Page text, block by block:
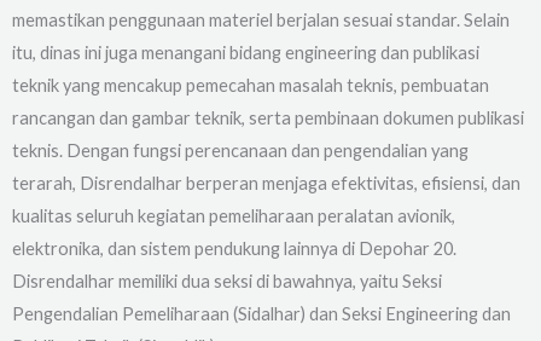
memastikan penggunaan materiel berjalan sesuai standar. Selain
itu, dinas ini juga menangani bidang engineering dan publikasi
teknik yang mencakup pemecahan masalah teknis, pembuatan
rancangan dan gambar teknik, serta pembinaan dokumen publikasi
teknis. Dengan fungsi perencanaan dan pengendalian yang
terarah, Disrendalhar berperan menjaga efektivitas, efisiensi, dan
kualitas seluruh kegiatan pemeliharaan peralatan avionik,
elektronika, dan sistem pendukung lainnya di Depohar 20.
Disrendalhar memiliki dua seksi di bawahnya, yaitu Seksi
Pengendalian Pemeliharaan (Sidalhar) dan Seksi Engineering dan